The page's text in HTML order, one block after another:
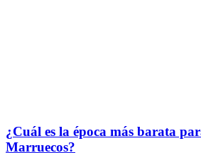
¿Cuál es la época más barata
Marruecos?